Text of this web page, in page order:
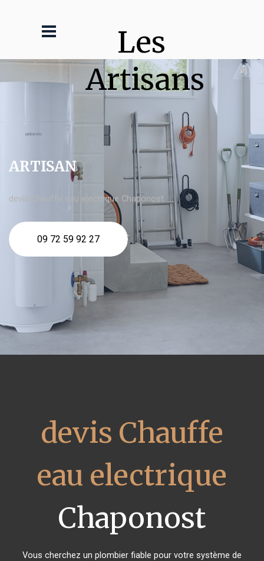
Les
Artisans
ARTISAN
devis Chauffe eau electrique Chaponost
09 72 59 92 27
devis Chauffe
eau electrique
Chaponost
Vous cherchez un plombier fiable pour votre système de